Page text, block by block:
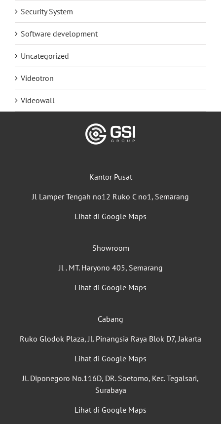
Security System
Software development
Uncategorized
Videotron
Videowall
Kantor Pusat
Jl Lamper Tengah no12 Ruko C no1, Semarang
Lihat di Google Maps
Showroom
Jl . MT. Haryono 405, Semarang
Lihat di Google Maps
Cabang
Ruko Glodok Plaza, Jl. Pinangsia Raya Blok D7, Jakarta
Lihat di Google Maps
Jl. Diponegoro No.116D, DR. Soetomo, Kec. Tegalsari,
Surabaya
Lihat di Google Maps